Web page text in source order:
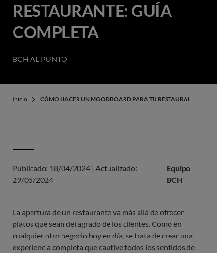
RESTAURANTE: GUÍA
COMPLETA
BCH AL PUNTO
Inicio CÓMO HACER UN MOODBOARD PARA TU RESTAURANTE:
Publicado: 18/04/2024 | Actualizado:
29/05/2024
Equipo
BCH
La apertura de un restaurante va más allá de ofrecer
platos que sean del agrado de los clientes. Como en
cualquier otro negocio hoy en día, se trata de crear una
experiencia completa que cautive todos los sentidos de